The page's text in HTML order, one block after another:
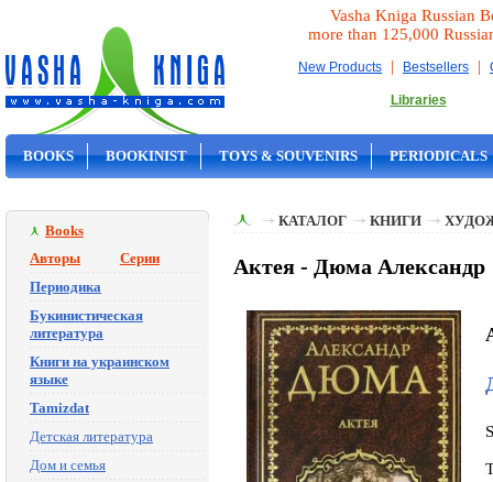
Vasha Kniga Russian
more than 125,000
New Products | Bestsellers |
Libraries
BOOKS BOOKINIST TOYS & SOUVENIRS PERIODICALS
Books
Авторы
Серии
Периодика
Букинистическая
литература
Книги на украинском
языке
Tamizdat
Детская литература
Дом и семья
КАТАЛОГ КНИГИ
Актея - Дюма Александр